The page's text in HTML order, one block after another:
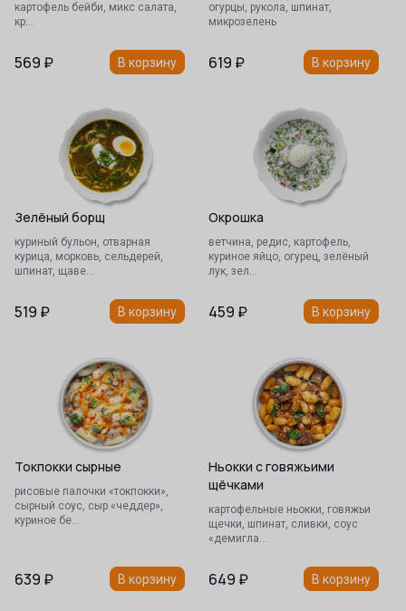
картофель бейби, микс салата,
кр…
569 ₽ В корзину
огурцы, рукола, шпинат,
микрозелень
619 ₽ В корзину
Зелёный борщ
куриный бульон, отварная
курица, морковь, сельдерей,
шпинат, щаве…
519 ₽ В корзину
Окрошка
ветчина, редис, картофель,
куриное яйцо, огурец, зелёный
лук, зел…
459 ₽ В корзину
Токпокки сырные
рисовые палочки «токпокки»,
сырный соус, сыр «чеддер»,
куриное бе…
639 ₽ В корзину
Ньокки с говяжьими
щёчками
картофельные ньокки, говяжьи
щечки, шпинат, сливки, соус
«демигла…
649 ₽ В корзину